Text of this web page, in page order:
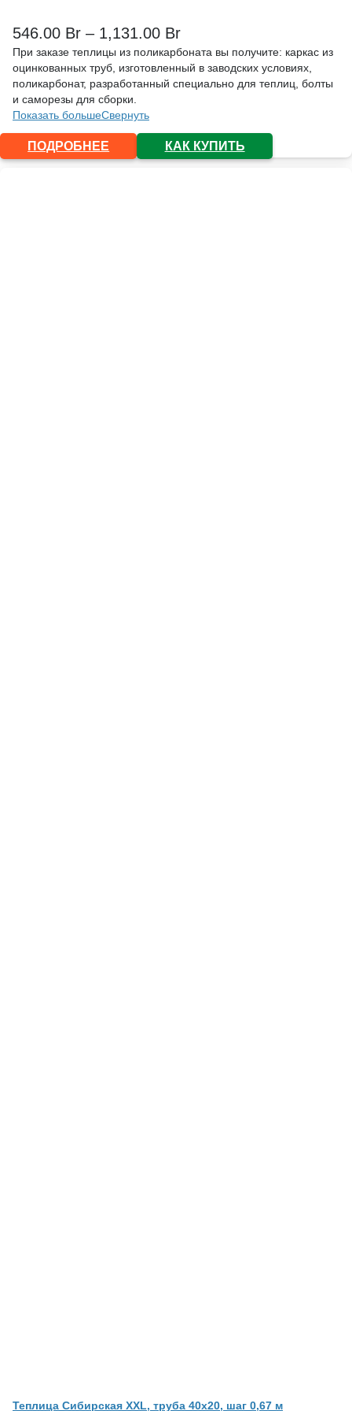
546.00 Br – 1,131.00 Br
При заказе теплицы из поликарбоната вы получите: каркас из
оцинкованных труб, изготовленный в заводских условиях,
поликарбонат, разработанный специально для теплиц, болты
и саморезы для сборки.
Показать большеСвернуть
ПОДРОБНЕЕ КАК КУПИТЬ
Теплица Сибирская XXL, труба 40х20, шаг 0,67 м